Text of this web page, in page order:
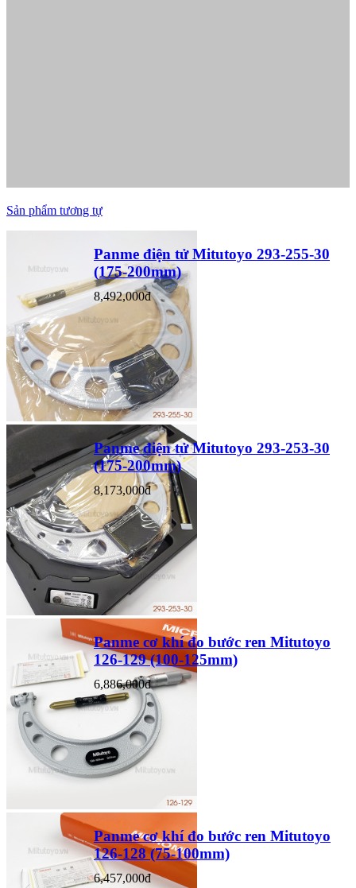
Sản phẩm tương tự
Panme điện tử Mitutoyo 293-255-30
(175-200mm)
8,492,000đ
Panme điện tử Mitutoyo 293-253-30
(175-200mm)
8,173,000đ
Panme cơ khí đo bước ren Mitutoyo
126-129 (100-125mm)
6,886,000đ
Panme cơ khí đo bước ren Mitutoyo
126-128 (75-100mm)
6,457,000đ